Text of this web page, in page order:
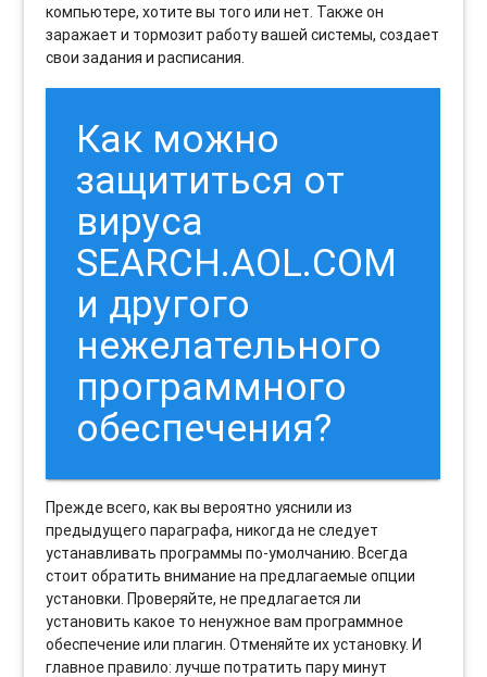
компьютере, хотите вы того или нет. Также он
заражает и тормозит работу вашей системы, создает
свои задания и расписания.
Как можно
защититься от
вируса
SEARCH.AOL.COM
и другого
нежелательного
программного
обеспечения?
Прежде всего, как вы вероятно уяснили из
предыдущего параграфа, никогда не следует
устанавливать программы по-умолчанию. Всегда
стоит обратить внимание на предлагаемые опции
установки. Проверяйте, не предлагается ли
установить какое то ненужное вам программное
обеспечение или плагин. Отменяйте их установку. И
главное правило: лучше потратить пару минут